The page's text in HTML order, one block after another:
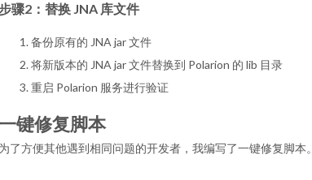
骤2：替换 JNA 库文件
备份原有的 JNA jar 文件
将新版本的 JNA jar 文件替换到 Polarion 的 lib 目录
重启 Polarion 服务进行验证
一键修复脚本
为了方便其他遇到相同问题的开发者，我编写了一键修复脚本。